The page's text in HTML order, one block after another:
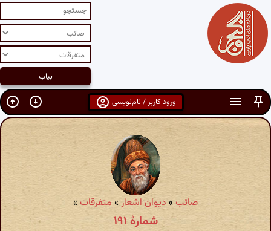
ورود کاربر / نام‌نویسی
صائب » دیوان اشعار»متفرقات»
شمارهٔ ۱۹۱